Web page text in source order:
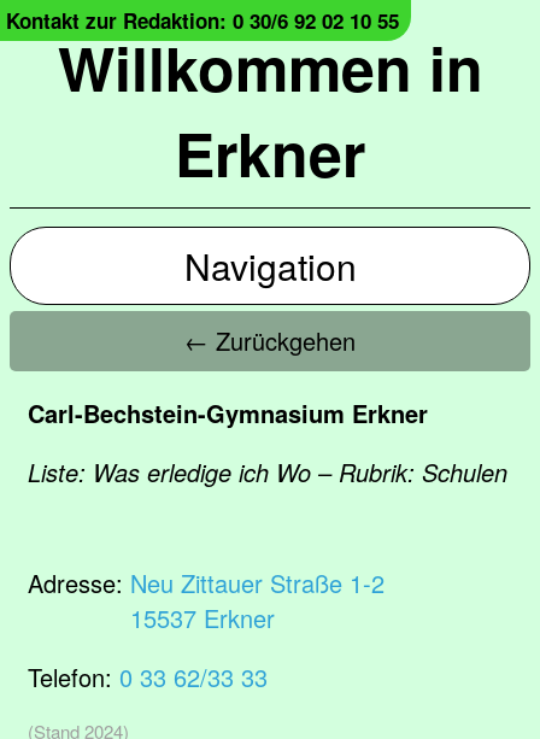
Willkommen in
Erkner
Kontakt zur Redaktion: 0 30/6 92 02 10 55
Navigation
← Zurückgehen
Carl-Bechstein-Gymnasium Erkner
Liste: Was erledige ich Wo – Rubrik: Schulen
Adresse: Neu Zittauer Straße 1-2
15537 Erkner
Telefon: 0 33 62/33 33
(Stand 2024)